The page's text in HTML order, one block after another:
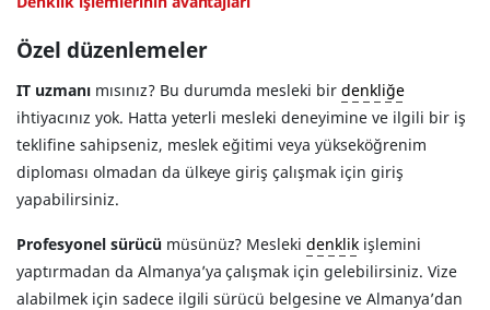
Özel düzenlemeler
IT uzmanımısınız? Bu durumda mesleki birdenkliğe
ihtiyacınız yok. Hatta yeterli mesleki deneyimine ve ilgili bir iş
teklifine sahipseniz, meslek eğitimi veya yükseköğrenim
diploması olmadan da ülkeye giriş çalışmak için giriş
yapabilirsiniz.
Profesyonel sürücümüsünüz? Meslekidenklik işlemini
yaptırmadan da Almanya’ya çalışmak için gelebilirsiniz. Vize
alabilmek için sadece ilgili sürücü belgesine ve Almanya’dan